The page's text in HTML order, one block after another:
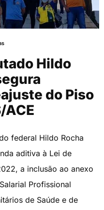
Hildo
do Piso
ACE
federal Hildo Rocha
aditiva à Lei de
a inclusão ao anexo
Profissional
de Saúde e de